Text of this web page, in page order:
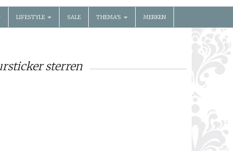
LIFESTYLE SALE THEMA'S MERKEN
sterren